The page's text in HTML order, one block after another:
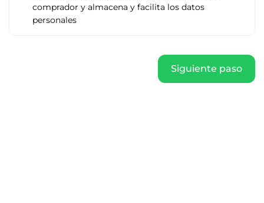
comprador y almacena y facilita los datos
personales
Siguiente paso